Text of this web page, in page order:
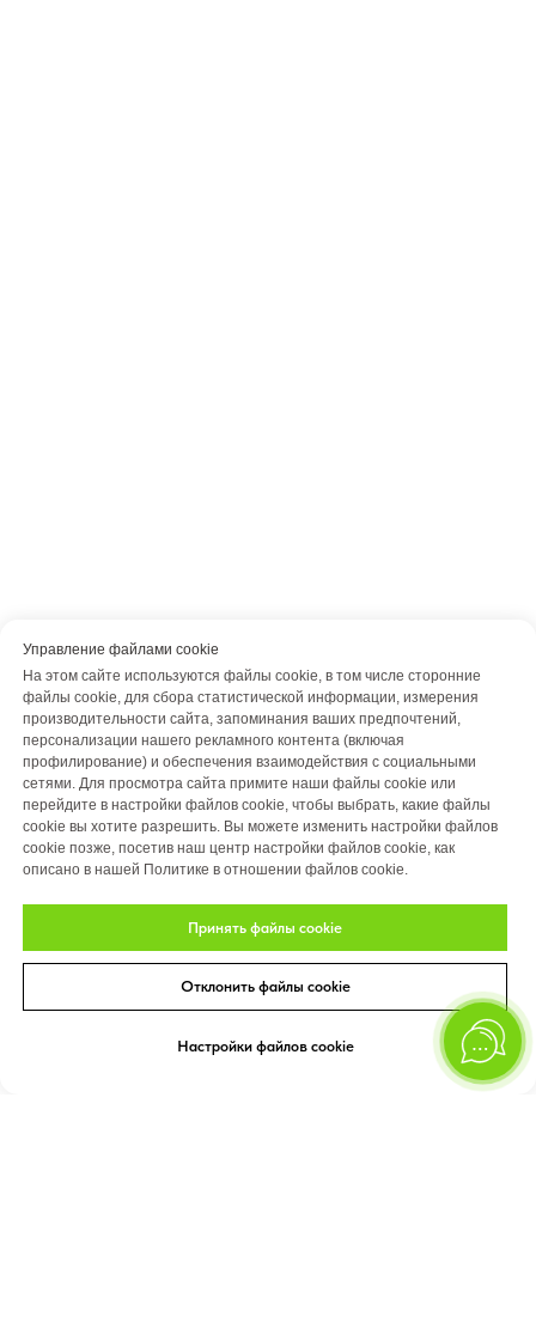
Управление файлами cookie
На этом сайте используются файлы cookie, в том числе сторонние
файлы cookie, для сбора статистической информации, измерения
производительности сайта, запоминания ваших предпочтений,
персонализации нашего рекламного контента (включая
профилирование) и обеспечения взаимодействия с социальными
сетями. Для просмотра сайта примите наши файлы cookie или
перейдите в настройки файлов cookie, чтобы выбрать, какие файлы
cookie вы хотите разрешить. Вы можете изменить настройки файлов
cookie позже, посетив наш центр настройки файлов cookie, как
описано в нашей Политике в отношении файлов cookie.
Принять файлы cookie
Отклонить файлы cookie
Настройки файлов cookie